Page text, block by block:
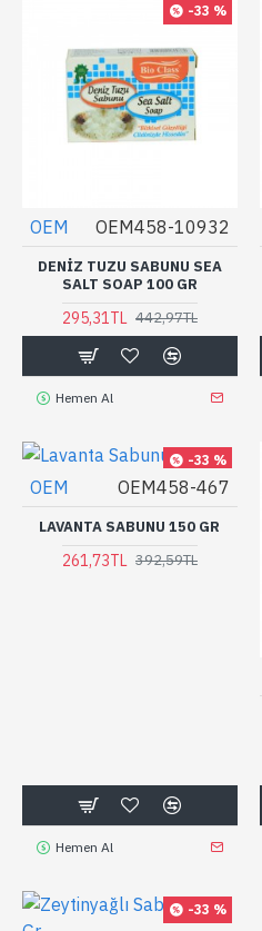
-33 %
OEM OEM458-10932
DENIZ TUZU SABUNU SEA
SALT SOAP 100 GR
295,31TL 442,97TL
Hemen Al
-33 %
OEM OEM458-467
LAVANTA SABUNU 150 GR
261,73TL 392,59TL
Hemen Al
-33 %